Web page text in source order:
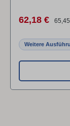
62,18 €
Weitere